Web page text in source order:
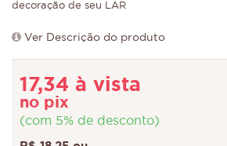
decoração de seu LAR
Ver Descrição do produto
17,34 à vista
no pix
(com 5% de desconto)